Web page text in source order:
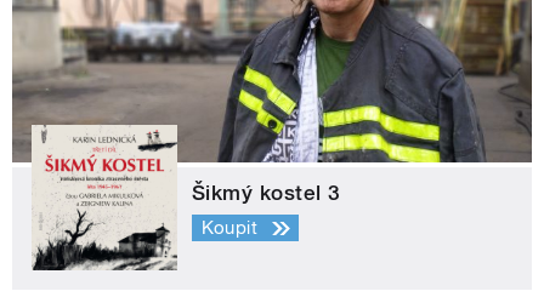
Šikmý kostel 3
Koupit